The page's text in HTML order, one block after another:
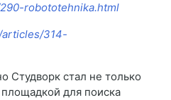
robototehnika.html
314-
Студворк стал не только
для поиска